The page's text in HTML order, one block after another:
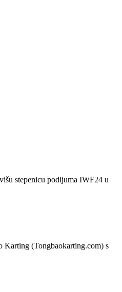
stepenicu podijuma IWF24 u
(Tongbaokarting.com) s